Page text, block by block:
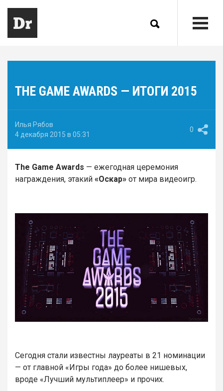
THE GAME AWARDS — ИТОГИ 2015
Илья Рябов
4 декабря 2015 в 05:31
0
The Game Awards — ежегодная церемония
награждения, этакий «Оскар» от мира видеоигр.
Сегодня стали известны лауреаты в 21 номинации
— от главной «Игры года» до более нишевых,
вроде «Лучший мультиплеер» и прочих.